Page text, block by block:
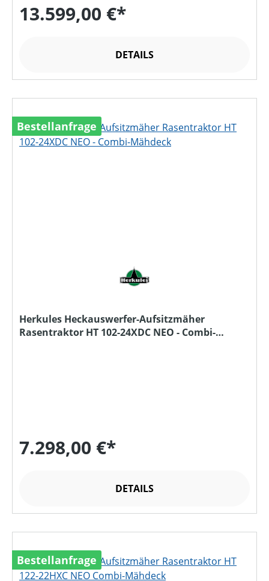
13.599,00 €*
DETAILS
Bestellanfrage
Herkules Heckauswerfer-Aufsitzmäher
Rasentraktor HT 102-24XDC NEO - Combi-
7.298,00 €*
DETAILS
Bestellanfrage